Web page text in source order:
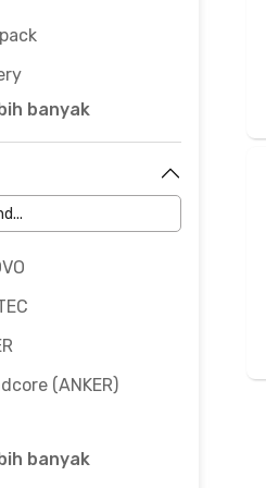
banyak
(ANKER)
banyak